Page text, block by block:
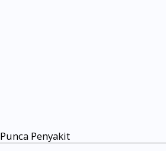
Punca Penyakit